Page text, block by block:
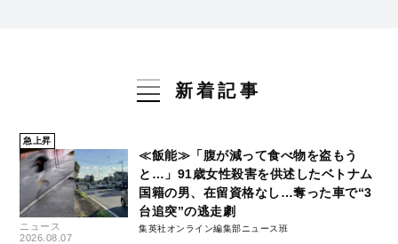
新着記事
急上昇
ニュース
2026.08.07
≪飯能≫「腹が減って食べ物を盗もう
と…」91歳女性殺害を供述したベトナム
国籍の男、在留資格なし…奪った車で“3
台追突”の逃走劇
集英社オンライン編集部ニュース班